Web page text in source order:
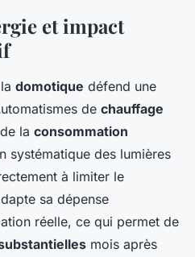
et impact
domotique défend une
de chauffage
la consommation
systématique des lumières
à limiter le
sa dépense
réelle, ce qui permet de
mois après